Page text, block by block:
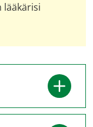
lääkärisi